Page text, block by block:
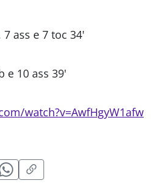
ass e 7 toc 34'
e 10 ass 39'
watch?v=AwfHgyW1afw